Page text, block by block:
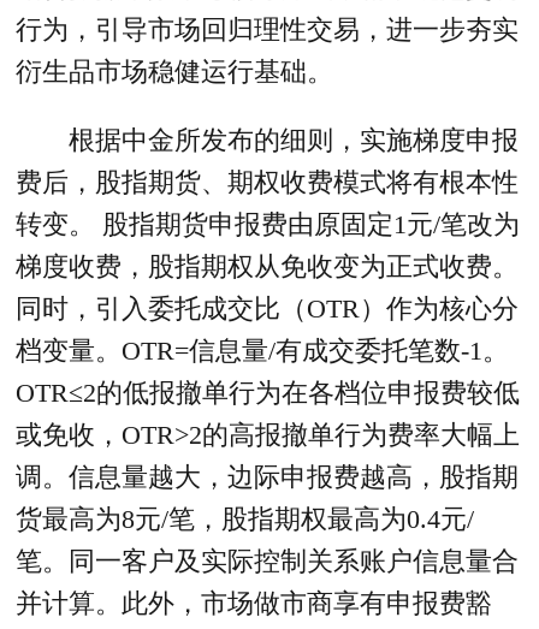
行为，引导市场回归理性交易，进一步夯实
衍生品市场稳健运行基础。
根据中金所发布的细则，实施梯度申报
费后，股指期货、期权收费模式将有根本性
转变。 股指期货申报费由原固定1元/笔改为
梯度收费，股指期权从免收变为正式收费。
同时，引入委托成交比（OTR）作为核心分
档变量。OTR=信息量/有成交委托笔数-1。
OTR≤2的低报撤单行为在各档位申报费较低
或免收，OTR>2的高报撤单行为费率大幅上
调。信息量越大，边际申报费越高，股指期
货最高为8元/笔，股指期权最高为0.4元/
笔。同一客户及实际控制关系账户信息量合
并计算。此外，市场做市商享有申报费豁